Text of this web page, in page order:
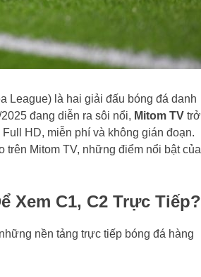
League) là hai giải đấu bóng đá danh
đang diễn ra sôi nổi, Mitom TV trở
HD, miễn phí và không gián đoạn.
Mitom TV, những điểm nổi bật của
Xem C1, C2 Trực Tiếp?
nền tảng trực tiếp bóng đá hàng